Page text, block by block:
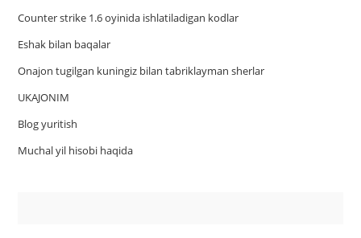
Counter strike 1.6 oyinida ishlatiladigan kodlar
Eshak bilan baqalar
Onajon tugilgan kuningiz bilan tabriklayman sherlar
UKAJONIM
Blog yuritish
Muchal yil hisobi haqida